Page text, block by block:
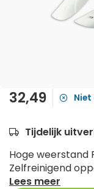
32,49
Tijdelijk
Hoge weerstand
Zelfreinigend
Lees meer